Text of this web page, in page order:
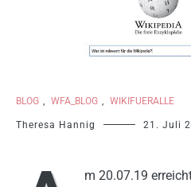
BLOG , WFA_BLOG , WIKIFUERALLE
Theresa Hannig 21. Juli
m 20.07.19